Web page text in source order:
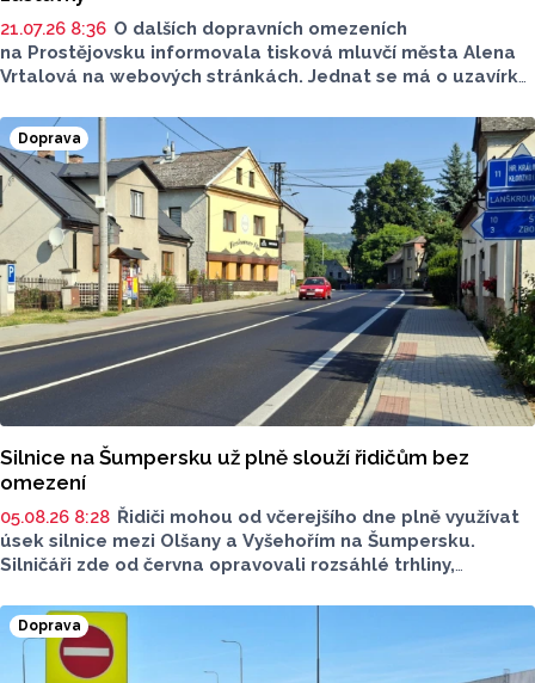
21.07.26 8:36 O dalších dopravních omezeních
na Prostějovsku informovala tisková mluvčí města Alena
Vrtalová na webových stránkách. Jednat se má o uzavírku
ve Služíně i ulice Krokova, Česká a Ruská. Nově začíná
také uzavírka silnice II/367. Máme pro vás přehled
dopravních informací.
Doprava
Silnice na Šumpersku už plně slouží řidičům bez
omezení
05.08.26 8:28 Řidiči mohou od včerejšího dne plně využívat
úsek silnice mezi Olšany a Vyšehořím na Šumpersku.
Silničáři zde od června opravovali rozsáhlé trhliny,
únosnost dlouhodobým dopravním zatížením.
Rekonstrukce vyšla na necelých 26 milionů korun.
Doprava